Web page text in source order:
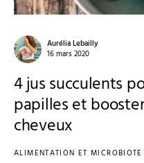
Aurélia Lebailly
16 mars 2020
4 jus succulents
papilles et
cheveux
ALIMENTATION ET MICROBIOTE